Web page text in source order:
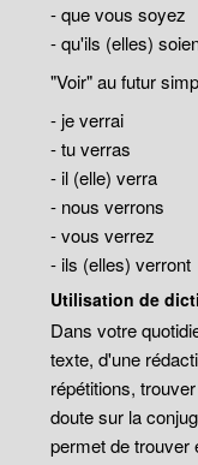
- que vous soyez
- qu'ils (elles)
"Voir" au futur
- je verrai
- tu verras
- il (elle) verra
- nous verrons
- vous verrez
- ils (elles) verront
Utilisation de
Dans votre
texte, d'une
répétitions,
doute sur la
permet de trouver